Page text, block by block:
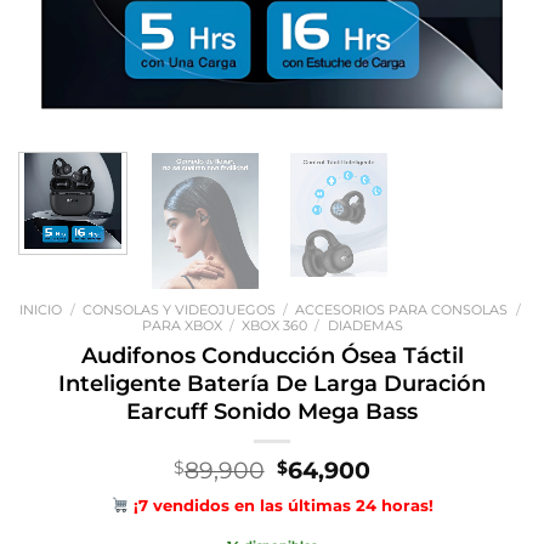
INICIO / CONSOLAS Y VIDEOJUEGOS / ACCESORIOS PARA CONSOLAS /
PARA XBOX / XBOX 360 / DIADEMAS
Audifonos Conducción Ósea Táctil
Inteligente Batería De Larga Duración
Earcuff Sonido Mega Bass
$89,900 El
precio
original
$64,900El
precio
actual
¡7 vendidos en las últimas 24 horas!